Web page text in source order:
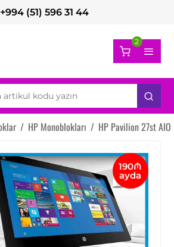
+994 (51) 596 31 44
2
/ HP Monoblokları / HP Pavilion 27st
190₼
ayda